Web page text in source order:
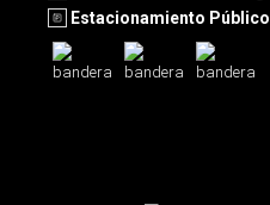
Estacionamiento Público